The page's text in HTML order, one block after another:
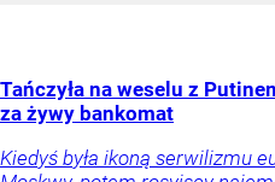
Tańczyła na weselu z
za żywy bankomat
Kiedyś była ikoną serwilizmu